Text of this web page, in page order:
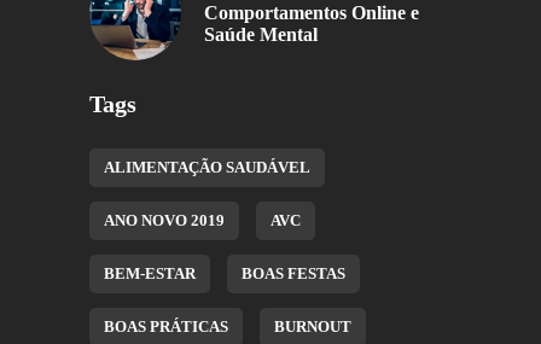
Comportamentos Online e
Saúde Mental
Tags
ALIMENTAÇÃO SAUDÁVEL
ANO NOVO 2019 AVC
BEM-ESTAR BOAS FESTAS
BOAS PRÁTICAS BURNOUT